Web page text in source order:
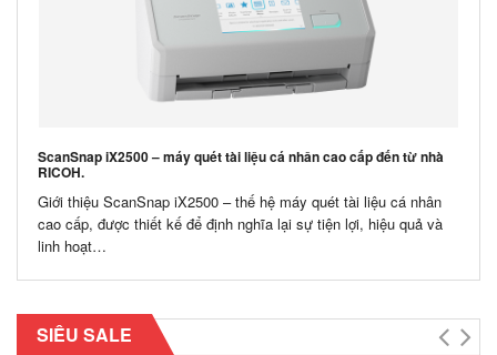
ScanSnap iX2500 – máy quét tài liệu cá nhân cao cấp đến từ nhà
RICOH.
Giới thiệu ScanSnap iX2500 – thế hệ máy quét tài liệu cá nhân
cao cấp, được thiết kế để định nghĩa lại sự tiện lợi, hiệu quả và
linh hoạt…
Cho
SIÊU SALE